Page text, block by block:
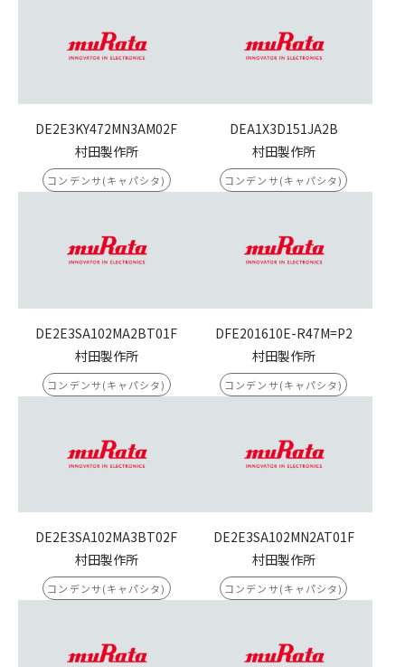
DE2E3KY472MN3AM02F
村田製作所
コンデンサ(キャパシタ)
DEA1X3D151JA2B
村田製作所
コンデンサ(キャパシタ)
DE2E3SA102MA2BT01F
村田製作所
コンデンサ(キャパシタ)
DFE201610E-R47M=P2
村田製作所
コンデンサ(キャパシタ)
DE2E3SA102MA3BT02F
村田製作所
コンデンサ(キャパシタ)
DE2E3SA102MN2AT01F
村田製作所
コンデンサ(キャパシタ)